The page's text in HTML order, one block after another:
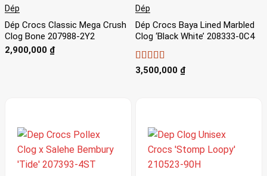
Dép
Dép Crocs Classic Mega Crush
Clog Bone 207988-2Y2
2,900,000 ₫
Dép
Dép Crocs Baya Lined Marbled
Clog ‘Black White’ 208333-0C4
Được xếp
3,500,000 ₫